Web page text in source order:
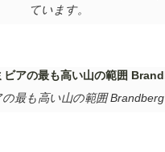
ています。
最も高い山の範囲 Brandberg